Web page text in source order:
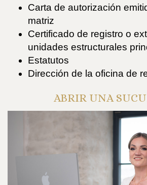
Carta de autorización
matriz
Certificado de registro o
unidades estructurales
Estatutos
Dirección de la oficina de
ABRIR UNA